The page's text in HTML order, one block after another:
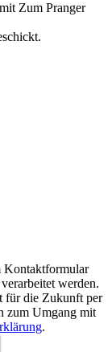
Zum Pranger
Kontaktformular
werden.
für die Zukunft per
zum Umgang mit
.